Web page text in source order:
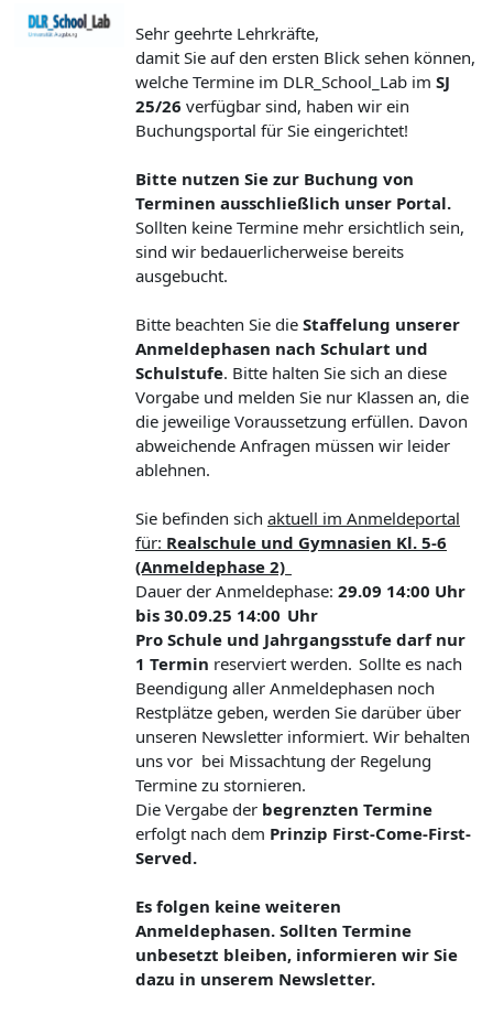
Sehr geehrte Lehrkräfte,
damit Sie auf den ersten Blick sehen können,
welche Termine im DLR_School_Lab im SJ
25/26 verfügbar sind, haben wir ein
Buchungsportal für Sie eingerichtet!
Bitte nutzen Sie zur Buchung von
Terminen ausschließlich unser Portal.
Sollten keine Termine mehr ersichtlich sein,
sind wir bedauerlicherweise bereits
ausgebucht.
Bitte beachten Sie die Staffelung unserer
Anmeldephasen nach Schulart und
Schulstufe. Bitte halten Sie sich an diese
Vorgabe und melden Sie nur Klassen an, die
die jeweilige Voraussetzung erfüllen. Davon
abweichende Anfragen müssen wir leider
ablehnen.
Sie befinden sich aktuell im Anmeldeportal
für: Realschule und Gymnasien Kl. 5-6
(Anmeldephase 2)
Dauer der Anmeldephase: 29.09 14:00 Uhr
bis 30.09.25 14:00 Uhr
Pro Schule und Jahrgangsstufe darf nur
1 Termin reserviert werden. Sollte es nach
Beendigung aller Anmeldephasen noch
Restplätze geben, werden Sie darüber über
unseren Newsletter informiert. Wir behalten
uns vor bei Missachtung der Regelung
Termine zu stornieren.
Die Vergabe der begrenzten Termine
erfolgt nach dem Prinzip First-Come-First-
Served.
Es folgen keine weiteren
Anmeldephasen. Sollten Termine
unbesetzt bleiben, informieren wir Sie
dazu in unserem Newsletter.